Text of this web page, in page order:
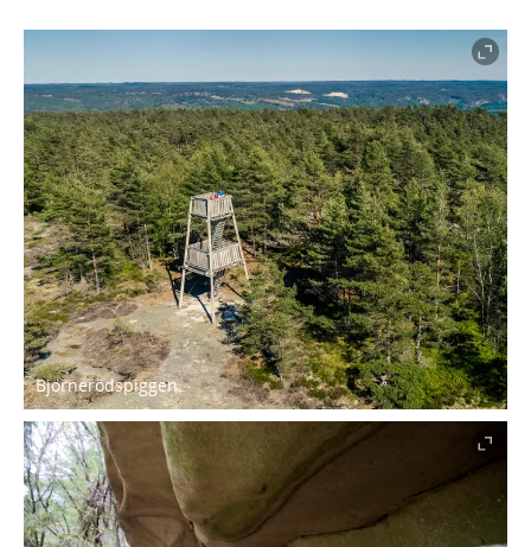
Björnerödspiggen.